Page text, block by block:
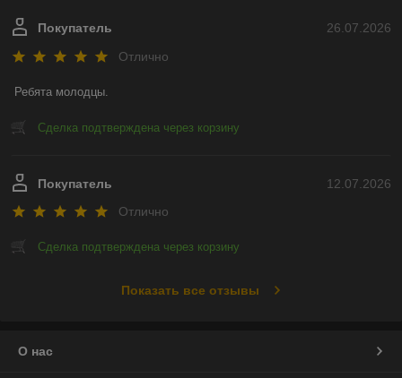
26.07.2026
Покупатель
Отлично
Ребята молодцы.
Сделка подтверждена через корзину
12.07.2026
Покупатель
Отлично
Сделка подтверждена через корзину
Показать все отзывы
О нас